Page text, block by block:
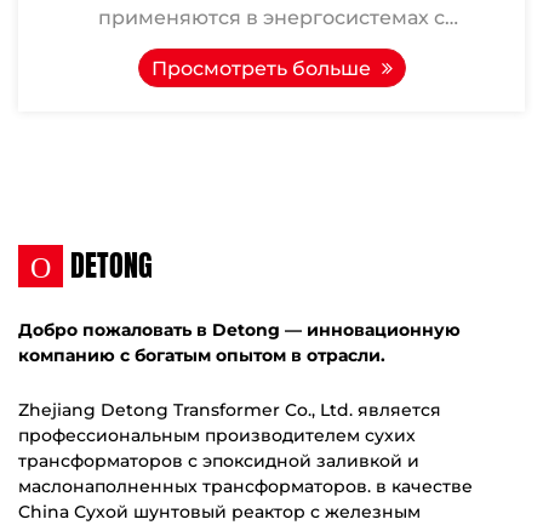
применяются в энергосистемах с
переменным током частотой 50 Гц и
номинальным рабоч...
Просмотреть больше
О DETONG
Добро пожаловать в Detong — инновационную
компанию с богатым опытом в отрасли.
Zhejiang Detong Transformer Co., Ltd. является
профессиональным производителем сухих
трансформаторов с эпоксидной заливкой и
маслонаполненных трансформаторов. в качестве
China Сухой шунтовый реактор с железным